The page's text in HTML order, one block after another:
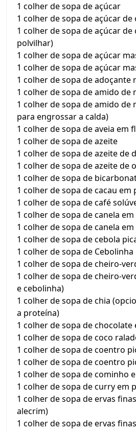
1 colher de sopa de açúcar
1 colher de sopa de açúcar de
1 colher de sopa de açúcar
polvilhar)
1 colher de sopa de açúcar
1 colher de sopa de açúcar
1 colher de sopa de adoçante
1 colher de sopa de amido de
1 colher de sopa de amido de
para engrossar a calda)
1 colher de sopa de aveia em
1 colher de sopa de azeite
1 colher de sopa de azeite de
1 colher de sopa de azeite de
1 colher de sopa de
1 colher de sopa de cacau em
1 colher de sopa de café
1 colher de sopa de canela em
1 colher de sopa de canela
1 colher de sopa de cebola
1 colher de sopa de Cebolinha
1 colher de sopa de cheiro-
1 colher de sopa de cheiro-
e cebolinha)
1 colher de sopa de chia
a proteína)
1 colher de sopa de
1 colher de sopa de coco
1 colher de sopa de coentro
1 colher de sopa de coentro
1 colher de sopa de cominho
1 colher de sopa de curry em
1 colher de sopa de ervas
alecrim)
1 colher de sopa de ervas